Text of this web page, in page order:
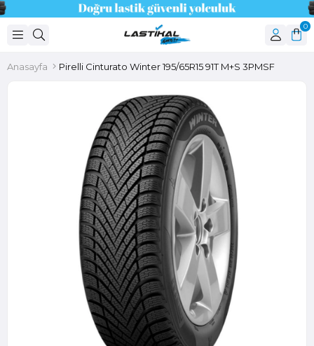
0
Anasayfa Pirelli Cinturato Winter 195/65R15 91T M+S 3PMSF